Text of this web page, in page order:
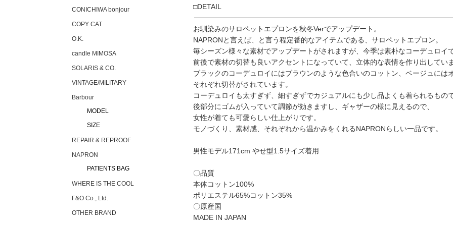
□DETAIL
お馴染みのサロペットエプロンを秋冬Verでアップデート。
NAPRONと言えば、と言う程定番的なアイテムである、サロペットエプロン。
毎シーズン様々な素材でアップデートがされますが、今季は素朴なコーデュロイで
前後で素材の切替も良いアクセントになっていて、立体的な表情を作り出していま
ブラックのコーデュロイにはブラウンのような色合いのコットン、ベージュには
それぞれ切替がされています。
コーデュロイも太すぎず、細すぎずでカジュアルにも少し品よくも着られるもので
後部分にゴムが入っていて調節が効きますし、ギャザーの様に見えるので、
女性が着ても可愛らしい仕上がりです。
モノづくり、素材感、それぞれから温かみをくれるNAPRONらしい一品です。
男性モデル171cm やせ型1.5サイズ着用
〇品質
本体コットン100%
ポリエステル65%コットン35%
〇原産国
MADE IN JAPAN
CONICHIWA bonjour
COPY CAT
O.K.
candle MIMOSA
SOLARIS & CO.
VINTAGE/MILITARY
Barbour
MODEL
SIZE
REPAIR & REPROOF
NAPRON
PATIENTS BAG
WHERE IS THE COOL
F&O Co., Ltd.
OTHER BRAND